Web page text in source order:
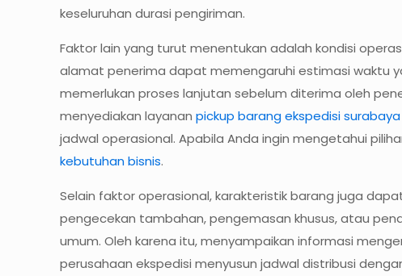
keseluruhan durasi pengiriman.
Faktor lain yang turut menentukan adalah kondisi
alamat penerima dapat memengaruhi estimasi waktu
memerlukan proses lanjutan sebelum diterima oleh
menyediakan layananpickup barang ekspedisi
jadwal operasional. Apabila Anda ingin mengetahui
kebutuhan bisnis.
Selain faktor operasional, karakteristik barang juga
pengecekan tambahan, pengemasan khusus, atau
umum. Oleh karena itu, menyampaikan informasi
perusahaan ekspedisi menyusun jadwal distribusi